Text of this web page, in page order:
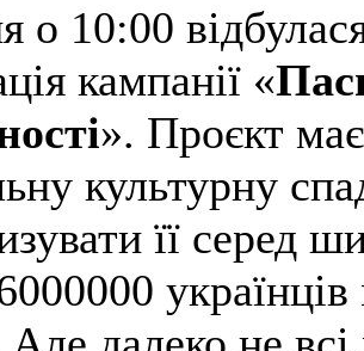
о 10:00
кампанії «
». Проєкт
культурну
її серед